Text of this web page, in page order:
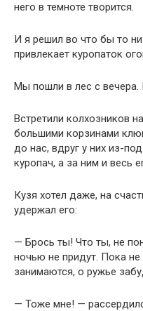
него в темноте творится.
И я решил во что бы то ни
привлекает куропаток
Мы пошли в лес с вечера.
Встретили колхозников
большими корзинами
до нас, вдруг у них из-
куропач, а за ним и весь
Кузя хотел даже, на
удержал его:
— Брось ты! Что ты, не
ночью не придут. Пока
занимаются, о ружье
— Тоже мне! —